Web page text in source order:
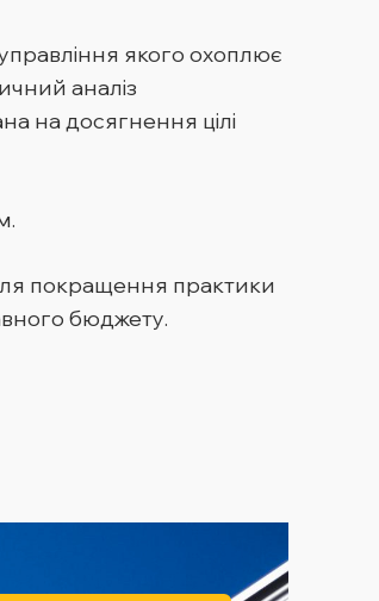
якого охоплює
аналіз
на досягнення цілі
покращення практики
бюджету.